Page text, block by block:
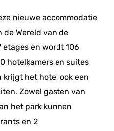
nieuwe accommodatie
Wereld van de
etages en wordt 106
hotelkamers en suites
het hotel ook een
Zowel gasten van
het park kunnen
en 2